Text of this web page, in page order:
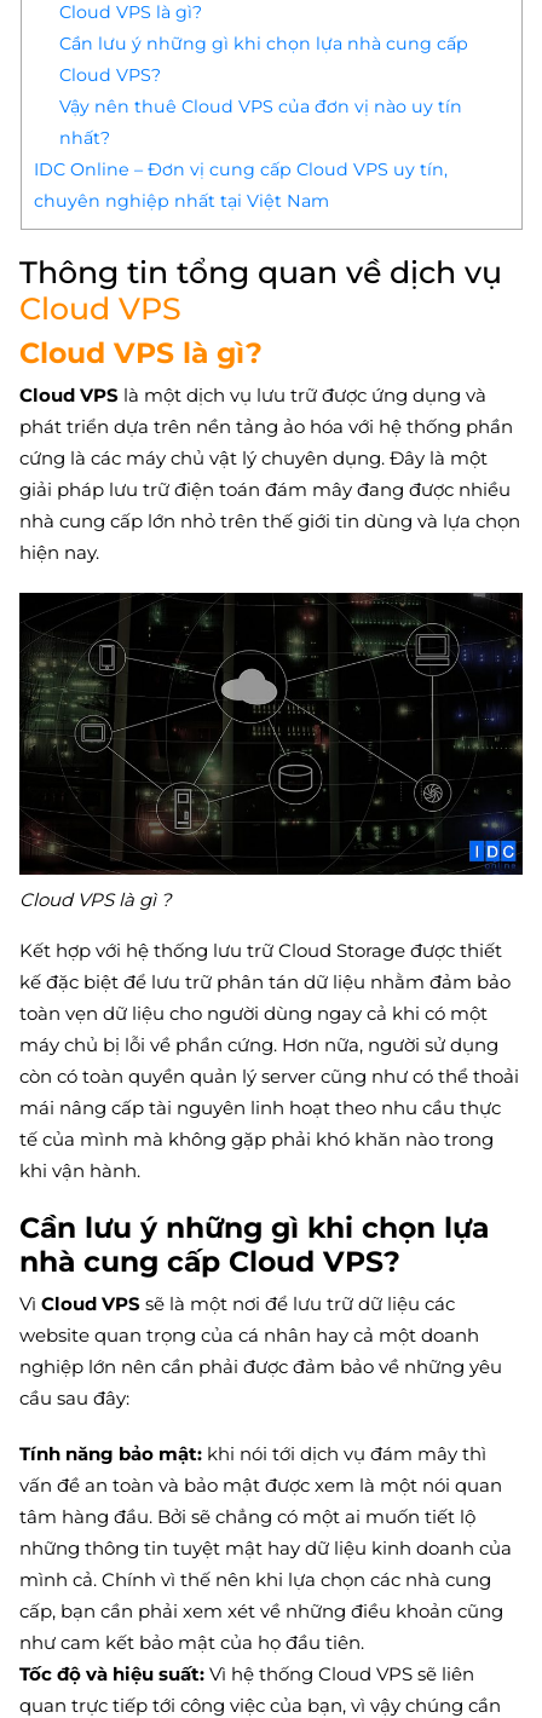
Cloud VPS là gì?
Cần lưu ý những gì khi chọn lựa nhà cung cấp
Cloud VPS?
Vậy nên thuê Cloud VPS của đơn vị nào uy tín
nhất?
IDC Online – Đơn vị cung cấp Cloud VPS uy tín,
chuyên nghiệp nhất tại Việt Nam
Thông tin tổng quan về dịch vụ
Cloud VPS
Cloud VPS là gì?
Cloud VPS là một dịch vụ lưu trữ được ứng dụng và
phát triển dựa trên nền tảng ảo hóa với hệ thống phần
cứng là các máy chủ vật lý chuyên dụng. Đây là một
giải pháp lưu trữ điện toán đám mây đang được nhiều
nhà cung cấp lớn nhỏ trên thế giới tin dùng và lựa chọn
hiện nay.
Cloud VPS là gì ?
Kết hợp với hệ thống lưu trữ Cloud Storage được thiết
kế đặc biệt để lưu trữ phân tán dữ liệu nhằm đảm bảo
toàn vẹn dữ liệu cho người dùng ngay cả khi có một
máy chủ bị lỗi về phần cứng. Hơn nữa, người sử dụng
còn có toàn quyền quản lý server cũng như có thể thoải
mái nâng cấp tài nguyên linh hoạt theo nhu cầu thực
tế của mình mà không gặp phải khó khăn nào trong
khi vận hành.
Cần lưu ý những gì khi chọn lựa
nhà cung cấp Cloud VPS?
VìCloud VPS sẽ là một nơi để lưu trữ dữ liệu các
website quan trọng của cá nhân hay cả một doanh
nghiệp lớn nên cần phải được đảm bảo về những yêu
cầu sau đây:
Tính năng bảo mật: khi nói tới dịch vụ đám mây thì
vấn đề an toàn và bảo mật được xem là một nói quan
tâm hàng đầu. Bởi sẽ chẳng có một ai muốn tiết lộ
những thông tin tuyệt mật hay dữ liệu kinh doanh của
mình cả. Chính vì thế nên khi lựa chọn các nhà cung
cấp, bạn cần phải xem xét về những điều khoản cũng
như cam kết bảo mật của họ đầu tiên.
Tốc độ và hiệu suất: Vì hệ thống Cloud VPS sẽ liên
quan trực tiếp tới công việc của bạn, vì vậy chúng cần